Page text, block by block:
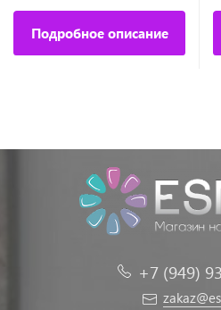
Подробное описание
+7 (949)